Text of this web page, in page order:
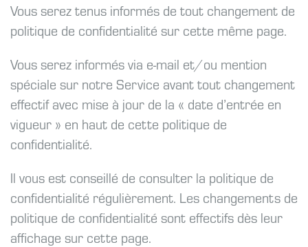
Vous serez tenus informés de tout changement de
politique de confidentialité sur cette même page.
Vous serez informés via e-mail et/ou mention
spéciale sur notre Service avant tout changement
effectif avec mise à jour de la « date d’entrée en
vigueur » en haut de cette politique de
confidentialité.
Il vous est conseillé de consulter la politique de
confidentialité régulièrement. Les changements de
politique de confidentialité sont effectifs dès leur
affichage sur cette page.